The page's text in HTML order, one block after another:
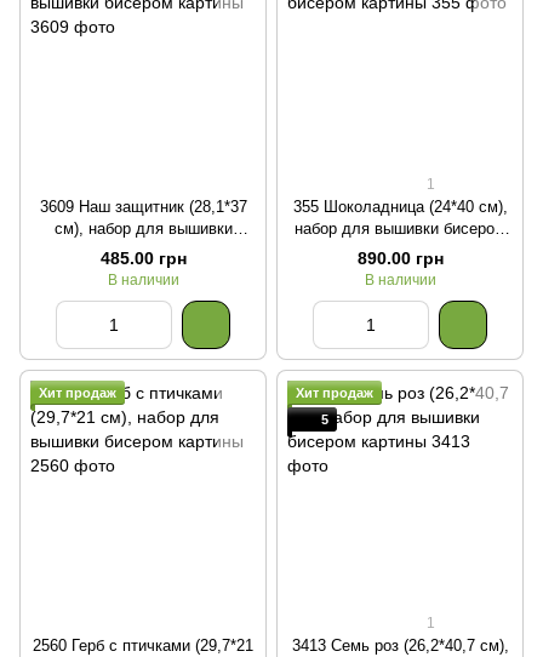
3609 Наш защитник (28,1*37
см), набор для вышивки
бисером картины
485.00 грн
В наличии
1
355 Шоколадница (24*40 см),
набор для вышивки бисером
картины
890.00 грн
В наличии
Хит продаж
2560 Герб с птичками (29,7*21
Хит продаж
5
1
3413 Семь роз (26,2*40,7 см),